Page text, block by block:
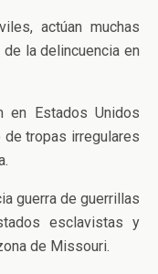
actúan muchas
la delincuencia en
en Estados Unidos
tropas irregulares
guerra de guerrillas
esclavistas y
de Missouri.